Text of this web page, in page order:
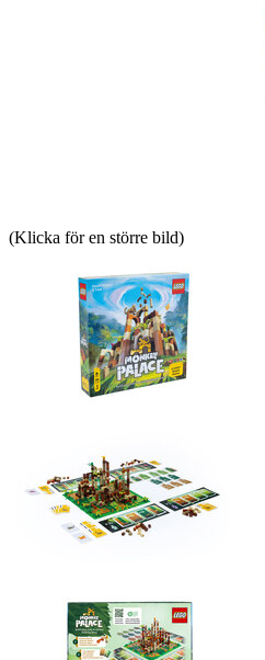
(Klicka för en större bild)